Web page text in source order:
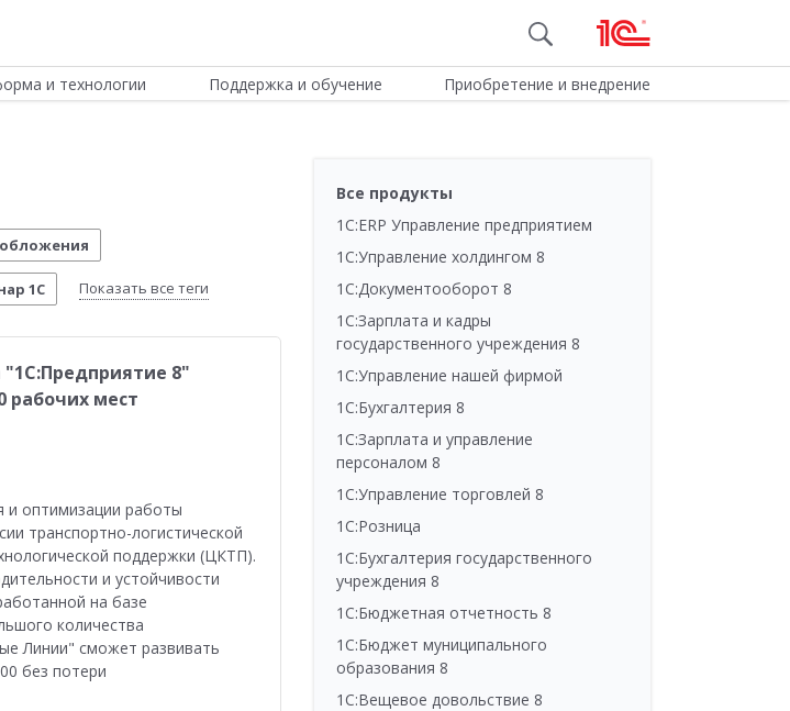
и технологии Поддержка и обучение Приобретение и внедрение
1С Показать все теги
Новости Платформы
Управление складом
Управление продажами
Управленческий учет
1С-ЭДО Интернет-торговля
запасами
учет
8"
рабочих мест
и оптимизации работы
транспортно-логистической
поддержки (ЦКТП).
и устойчивости
на базе
количества
Линии" сможет развивать
без потери
Все продукты
1С:ERP Управление предприятием
1С:Управление холдингом 8
1С:Документооборот 8
1С:Зарплата и кадры
государственного учреждения 8
1С:Управление нашей фирмой
1С:Бухгалтерия 8
1С:Зарплата и управление
персоналом 8
1С:Управление торговлей 8
1С:Розница
1С:Бухгалтерия государственного
учреждения 8
1С:Бюджетная отчетность 8
1С:Бюджет муниципального
образования 8
1С:Вещевое довольствие 8